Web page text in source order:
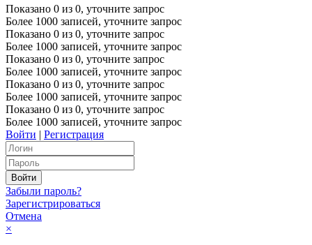
Показано 0 из 0, уточните запрос
Более 1000 записей, уточните запрос
Показано 0 из 0, уточните запрос
Более 1000 записей, уточните запрос
Показано 0 из 0, уточните запрос
Более 1000 записей, уточните запрос
Показано 0 из 0, уточните запрос
Более 1000 записей, уточните запрос
Показано 0 из 0, уточните запрос
Более 1000 записей, уточните запрос
Войти | Регистрация
Забыли пароль?
Зарегистрироваться
Отмена
×